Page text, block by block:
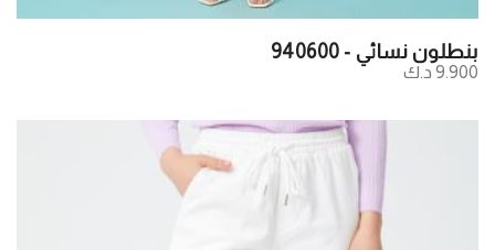
بنطلون نسائي - 940600
9.900 د.ك